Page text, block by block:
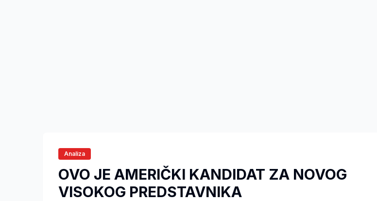
Analiza
OVO JE AMERIČKI KANDIDAT ZA NOVOG
VISOKOG PREDSTAVNIKA